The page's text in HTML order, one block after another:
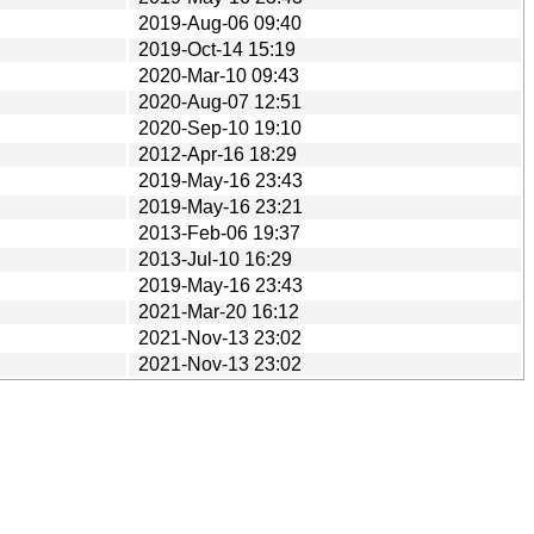
2019-Aug-06 09:40
2019-Oct-14 15:19
2020-Mar-10 09:43
2020-Aug-07 12:51
2020-Sep-10 19:10
2012-Apr-16 18:29
2019-May-16 23:43
2019-May-16 23:21
2013-Feb-06 19:37
2013-Jul-10 16:29
2019-May-16 23:43
2021-Mar-20 16:12
2021-Nov-13 23:02
2021-Nov-13 23:02